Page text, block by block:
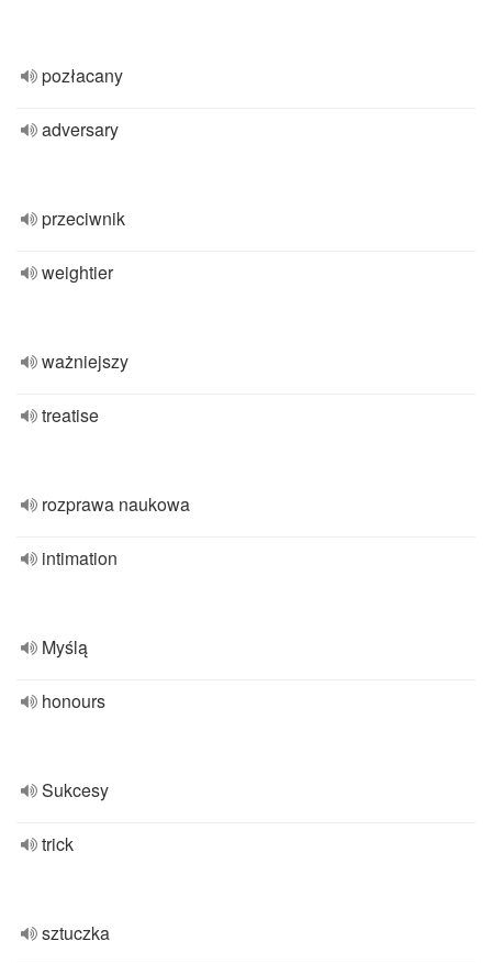
pozłacany
adversary
przeciwnik
weightier
ważniejszy
treatise
rozprawa naukowa
intimation
Myślą
honours
Sukcesy
trick
sztuczka